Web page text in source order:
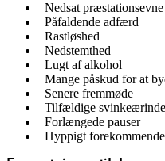
Nedsat præstationsevne
Påfaldende adfærd
Rastløshed
Nedstemthed
Lugt af alkohol
Mange påskud for at
Senere fremmøde
Tilfældige
Forlængede pauser
Hyppigt